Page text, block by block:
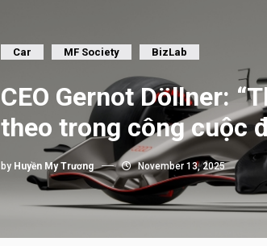
Car MF Society BizLab
CEO Gernot Döllner:
theo trong công cuộc
by Huyền My Trương November 13, 2025